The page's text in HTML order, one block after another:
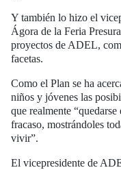
Y también lo hizo el
Ágora de la Feria
proyectos de ADEL,
facetas.
Como el Plan se ha
niños y jóvenes las
que realmente
fracaso, mostrándoles
vivir”.
El vicepresidente de